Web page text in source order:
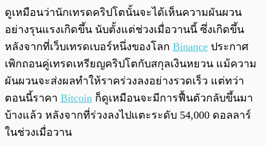
พร้อมเล่น 0:00/
ดูเหมือนว่านักเทรดคริปโตนั้นจะได้เห็นความผันผวน
อย่างรุนแรงเกิดขึ้น นับตั้งแต่ช่วงเมื่อวานนี้ ซึ่งเกิดขึ้น
หลังจากที่เว็บเทรดเบอร์หนึ่งของโลก Binance ประกาศ
เพิกถอนคู่เทรดเหรียญคริปโตกับสกุลเงินหยวน แม้ความ
ผันผวนจะส่งผลทำให้ราคร่วงลงอย่างรวดเร็ว แต่ทว่า
ตอนนี้ราคา Bitcoin ก็ดูเหมือนจะมีการฟื้นตัวกลับขึ้นมา
บ้างแล้ว หลังจากที่ร่วงลงไปแตะระดับ 54,000 ดอลลาร์
ในช่วงเมื่อวาน